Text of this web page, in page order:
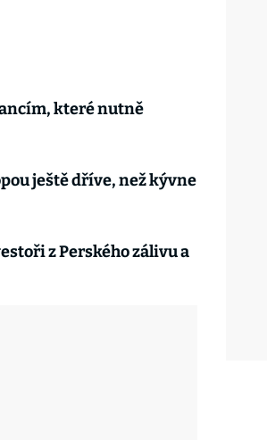
které nutně
ještě dříve, než kývne
z Perského zálivu a